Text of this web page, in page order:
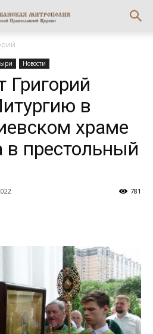
Новости
Григорий
в
храме
в престольный
781